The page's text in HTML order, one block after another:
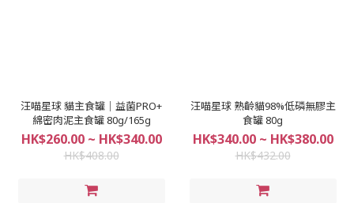
汪喵星球 貓主食罐｜益菌PRO+
綿密肉泥主食罐 80g/165g
HK$260.00 ~ HK$340.00
HK$408.00
汪喵星球 熟齡貓98%低磷無膠主
食罐 80g
HK$340.00 ~ HK$380.00
HK$432.00